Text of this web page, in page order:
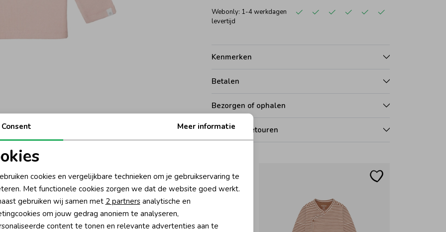
Webonly: 1-4 werkdagen
levertijd
Kenmerken
Betalen
Bezorgen of ophalen
Ruilen en retouren
cookies
cookies Marketing cookies
Consent Meer informatie
cookies en vergelijkbare technieken om je gebruikservaring te
Met functionele cookies zorgen we dat de website goed werkt.
gebruiken wij samen met 2 partnersanalytische en
om jouw gedrag anoniem te analyseren,
content te tonen en relevante advertenties aan te